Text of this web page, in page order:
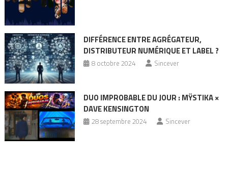
DIFFÉRENCE ENTRE AGRÉGATEUR,
DISTRIBUTEUR NUMÉRIQUE ET LABEL ?
8 octobre 2024 Sincever
DUO IMPROBABLE DU JOUR : MŸSTIKA ×
DAVE KENSINGTON
28 septembre 2024 Sincever